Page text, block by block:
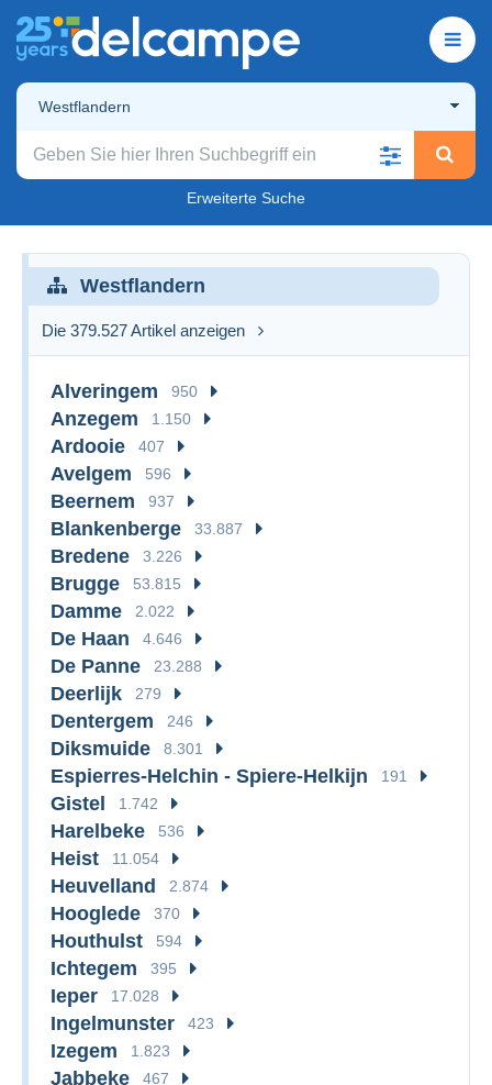
Westflandern
Erweiterte Suche
Westflandern
Die 379.527 Artikel anzeigen
Alveringem 950
Anzegem 1.150
Ardooie 407
Avelgem 596
Beernem 937
Blankenberge 33.887
Bredene 3.226
Brugge 53.815
Damme 2.022
De Haan 4.646
De Panne 23.288
Deerlijk 279
Dentergem 246
Diksmuide 8.301
Espierres-Helchin - Spiere-Helkijn 191
Gistel 1.742
Harelbeke 536
Heist 11.054
Heuvelland 2.874
Hooglede 370
Houthulst 594
Ichtegem 395
Ieper 17.028
Ingelmunster 423
Izegem 1.823
Jabbeke 467